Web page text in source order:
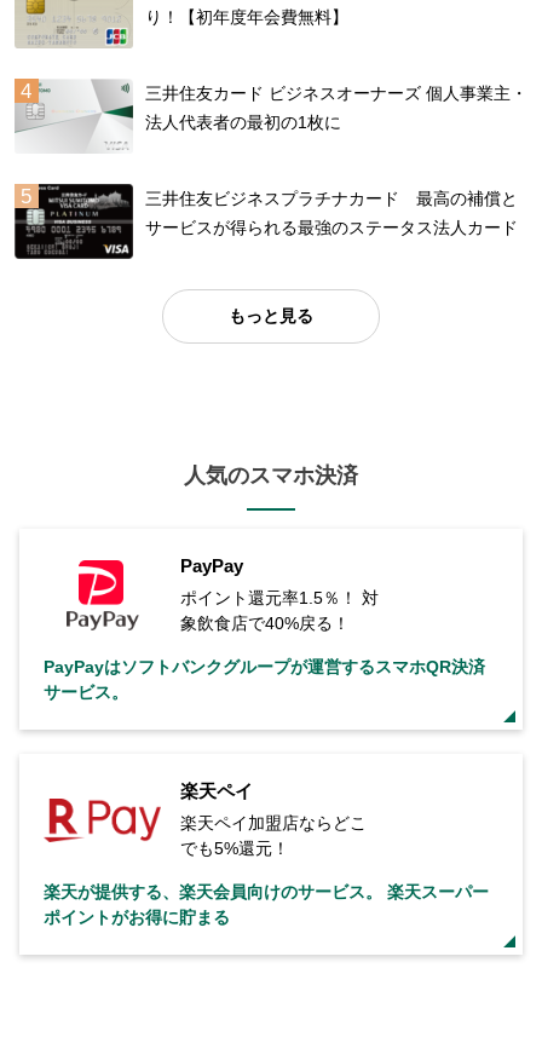
り！【初年度年会費無料】
三井住友カード ビジネスオーナーズ 個人事業主・
法人代表者の最初の1枚に
三井住友ビジネスプラチナカード 最高の補償と
サービスが得られる最強のステータス法人カード
もっと見る
人気のスマホ決済
PayPay
ポイント還元率1.5％！ 対
象飲食店で40%戻る！
PayPayはソフトバンクグループが運営するスマホQR決済
サービス。
楽天ペイ
楽天ペイ加盟店ならどこ
でも5%還元！
楽天が提供する、楽天会員向けのサービス。 楽天スーパー
ポイントがお得に貯まる